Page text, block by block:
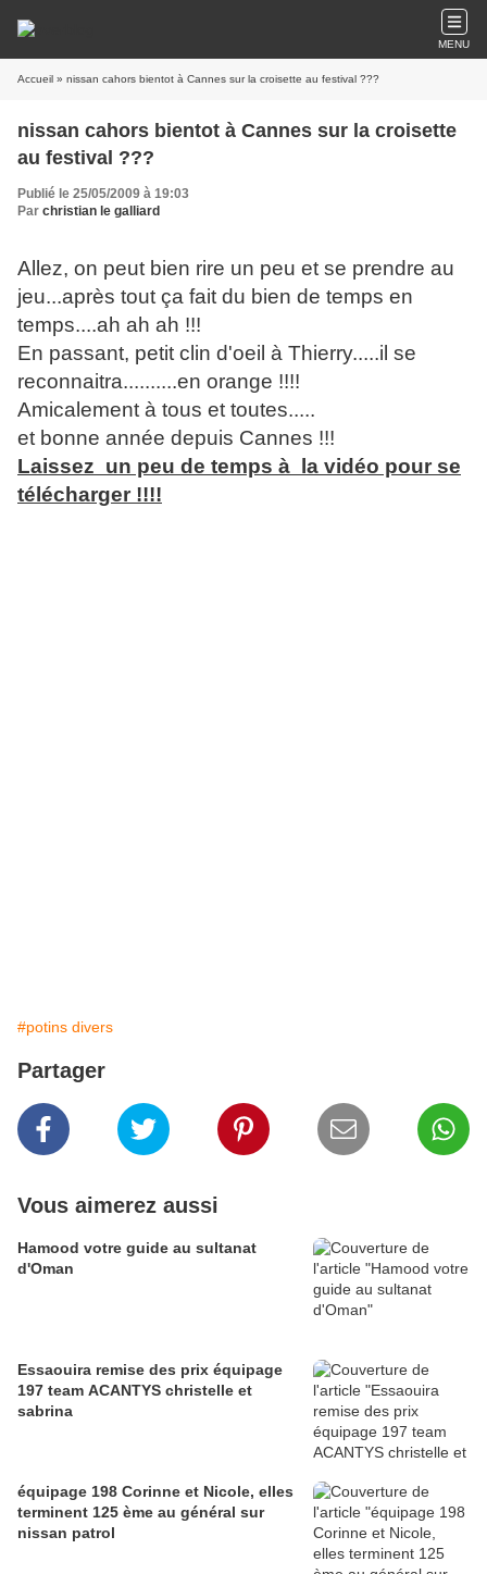
MENU
Accueil » nissan cahors bientot à Cannes sur la croisette au festival ???
nissan cahors bientot à Cannes sur la croisette
au festival ???
Publié le 25/05/2009 à 19:03
Par christian le galliard
Allez, on peut bien rire un peu et se prendre au
jeu...après tout ça fait du bien de temps en
temps....ah ah ah !!!
En passant, petit clin d'oeil à Thierry.....il se
reconnaitra..........en orange !!!!
Amicalement à tous et toutes.....
et bonne année depuis Cannes !!!
Laissez un peu de temps à la vidéo pour se
télécharger !!!!
#potins divers
Partager
Vous aimerez aussi
Hamood votre guide au sultanat
d'Oman
Essaouira remise des prix équipage
197 team ACANTYS christelle et
sabrina
équipage 198 Corinne et Nicole, elles
terminent 125 ème au général sur
nissan patrol